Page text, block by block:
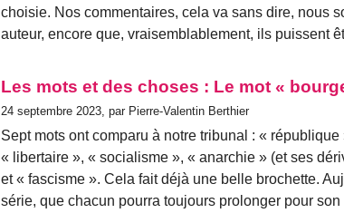
choisie. Nos commentaires, cela va sans dire, nous
auteur, encore que, vraisemblablement, ils puissent
Les mots et des choses : Le mot «
24 septembre 2023, par Pierre-Valentin Berthier
Sept mots ont comparu à notre tribunal : « république
« libertaire », « socialisme », « anarchie » (et ses
et « fascisme ». Cela fait déjà une belle brochette.
série, que chacun pourra toujours prolonger pour